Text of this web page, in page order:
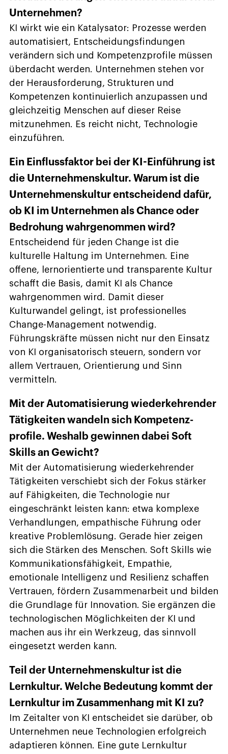
Unternehmen?
KI wirkt wie ein Katalysator: Prozesse werden
automatisiert, Entscheidungsfindungen
verändern sich und Kompetenzprofile müssen
überdacht werden. Unternehmen stehen vor
der Herausforderung, Strukturen und
Kompetenzen kontinuierlich anzupassen und
gleichzeitig Menschen auf dieser Reise
mitzunehmen. Es reicht nicht, Technologie
einzuführen.
Ein Einflussfaktor bei der KI-Einführung ist
die Unternehmenskultur. Warum ist die
Unternehmenskultur entscheidend dafür,
ob KI im Unternehmen als Chance oder
Bedrohung wahrgenommen wird?
Entscheidend für jeden Change ist die
kulturelle Haltung im Unternehmen. Eine
offene, lernorientierte und transparente Kultur
schafft die Basis, damit KI als Chance
wahrgenommen wird. Damit dieser
Kulturwandel gelingt, ist professionelles
Change-Management notwendig.
Führungskräfte müssen nicht nur den Einsatz
von KI organisatorisch steuern, sondern vor
allem Vertrauen, Orientierung und Sinn
vermitteln.
Mit der Automatisierung wiederkehrender
Tätigkeiten wandeln sich Kompetenz­
profile. Weshalb gewinnen dabei Soft
Skills an Gewicht?
Mit der Automatisierung wiederkehrender
Tätigkeiten verschiebt sich der Fokus stärker
auf Fähigkeiten, die Technologie nur
eingeschränkt leisten kann: etwa komplexe
Verhandlungen, empathische Führung oder
kreative Problemlösung. Gerade hier zeigen
sich die Stärken des Menschen. Soft Skills wie
Kommunikationsfähigkeit, Empathie,
emotionale Intelligenz und Resilienz schaffen
Vertrauen, fördern Zusammenarbeit und bilden
die Grundlage für Innovation. Sie ergänzen die
technologischen Möglichkeiten der KI und
machen aus ihr ein Werkzeug, das sinnvoll
eingesetzt werden kann.
Teil der Unternehmenskultur ist die
Lernkultur. Welche Bedeutung kommt der
Lernkultur im Zusammenhang mit KI zu?
Im Zeitalter von KI entscheidet sie darüber, ob
Unternehmen neue Technologien erfolgreich
adaptieren können. Eine gute Lernkultur